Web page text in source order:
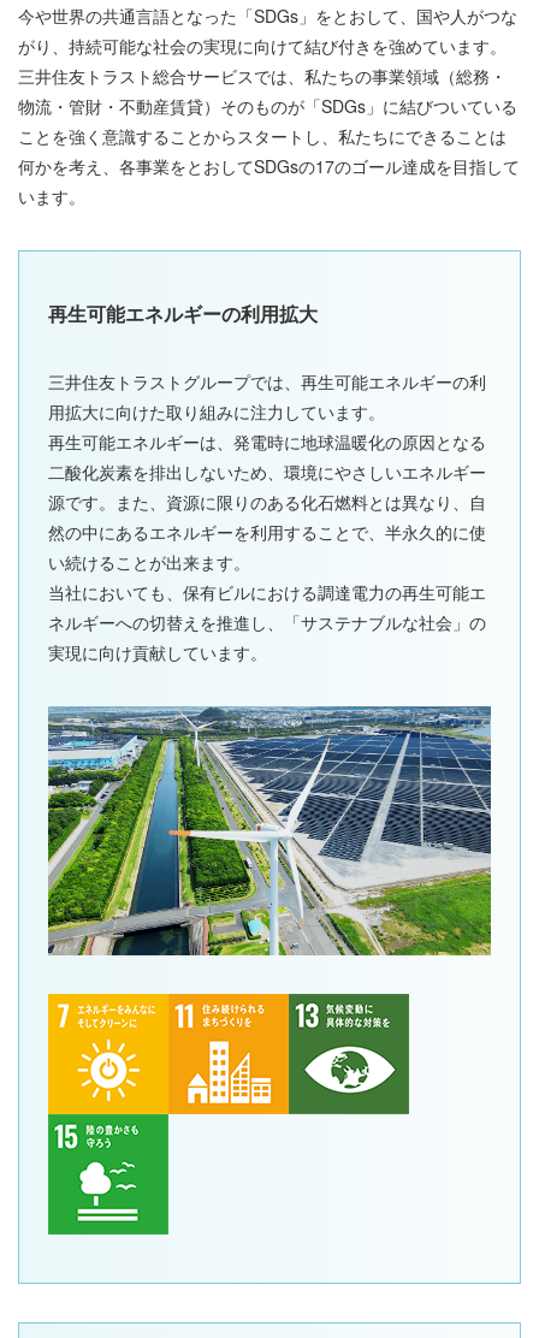
今や世界の共通言語となった「SDGs」をとおして、国や人がつな
がり、持続可能な社会の実現に向けて結び付きを強めています。
三井住友トラスト総合サービスでは、私たちの事業領域（総務・
物流・管財・不動産賃貸）そのものが「SDGs」に結びついている
ことを強く意識することからスタートし、私たちにできることは
何かを考え、各事業をとおしてSDGsの17のゴール達成を目指して
います。
再生可能エネルギーの利用拡大
三井住友トラストグループでは、再生可能エネルギーの利
用拡大に向けた取り組みに注力しています。
再生可能エネルギーは、発電時に地球温暖化の原因となる
二酸化炭素を排出しないため、環境にやさしいエネルギー
源です。また、資源に限りのある化石燃料とは異なり、自
然の中にあるエネルギーを利用することで、半永久的に使
い続けることが出来ます。
当社においても、保有ビルにおける調達電力の再生可能エ
ネルギーへの切替えを推進し、「サステナブルな社会」の
実現に向け貢献しています。